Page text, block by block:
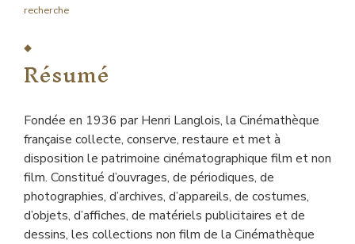
recherche
Résumé
Fondée en 1936 par Henri Langlois, la Cinémathèque
française collecte, conserve, restaure et met à
disposition le patrimoine cinématographique film et non
film. Constitué d’ouvrages, de périodiques, de
photographies, d’archives, d’appareils, de costumes,
d’objets, d’affiches, de matériels publicitaires et de
dessins, les collections non film de la Cinémathèque